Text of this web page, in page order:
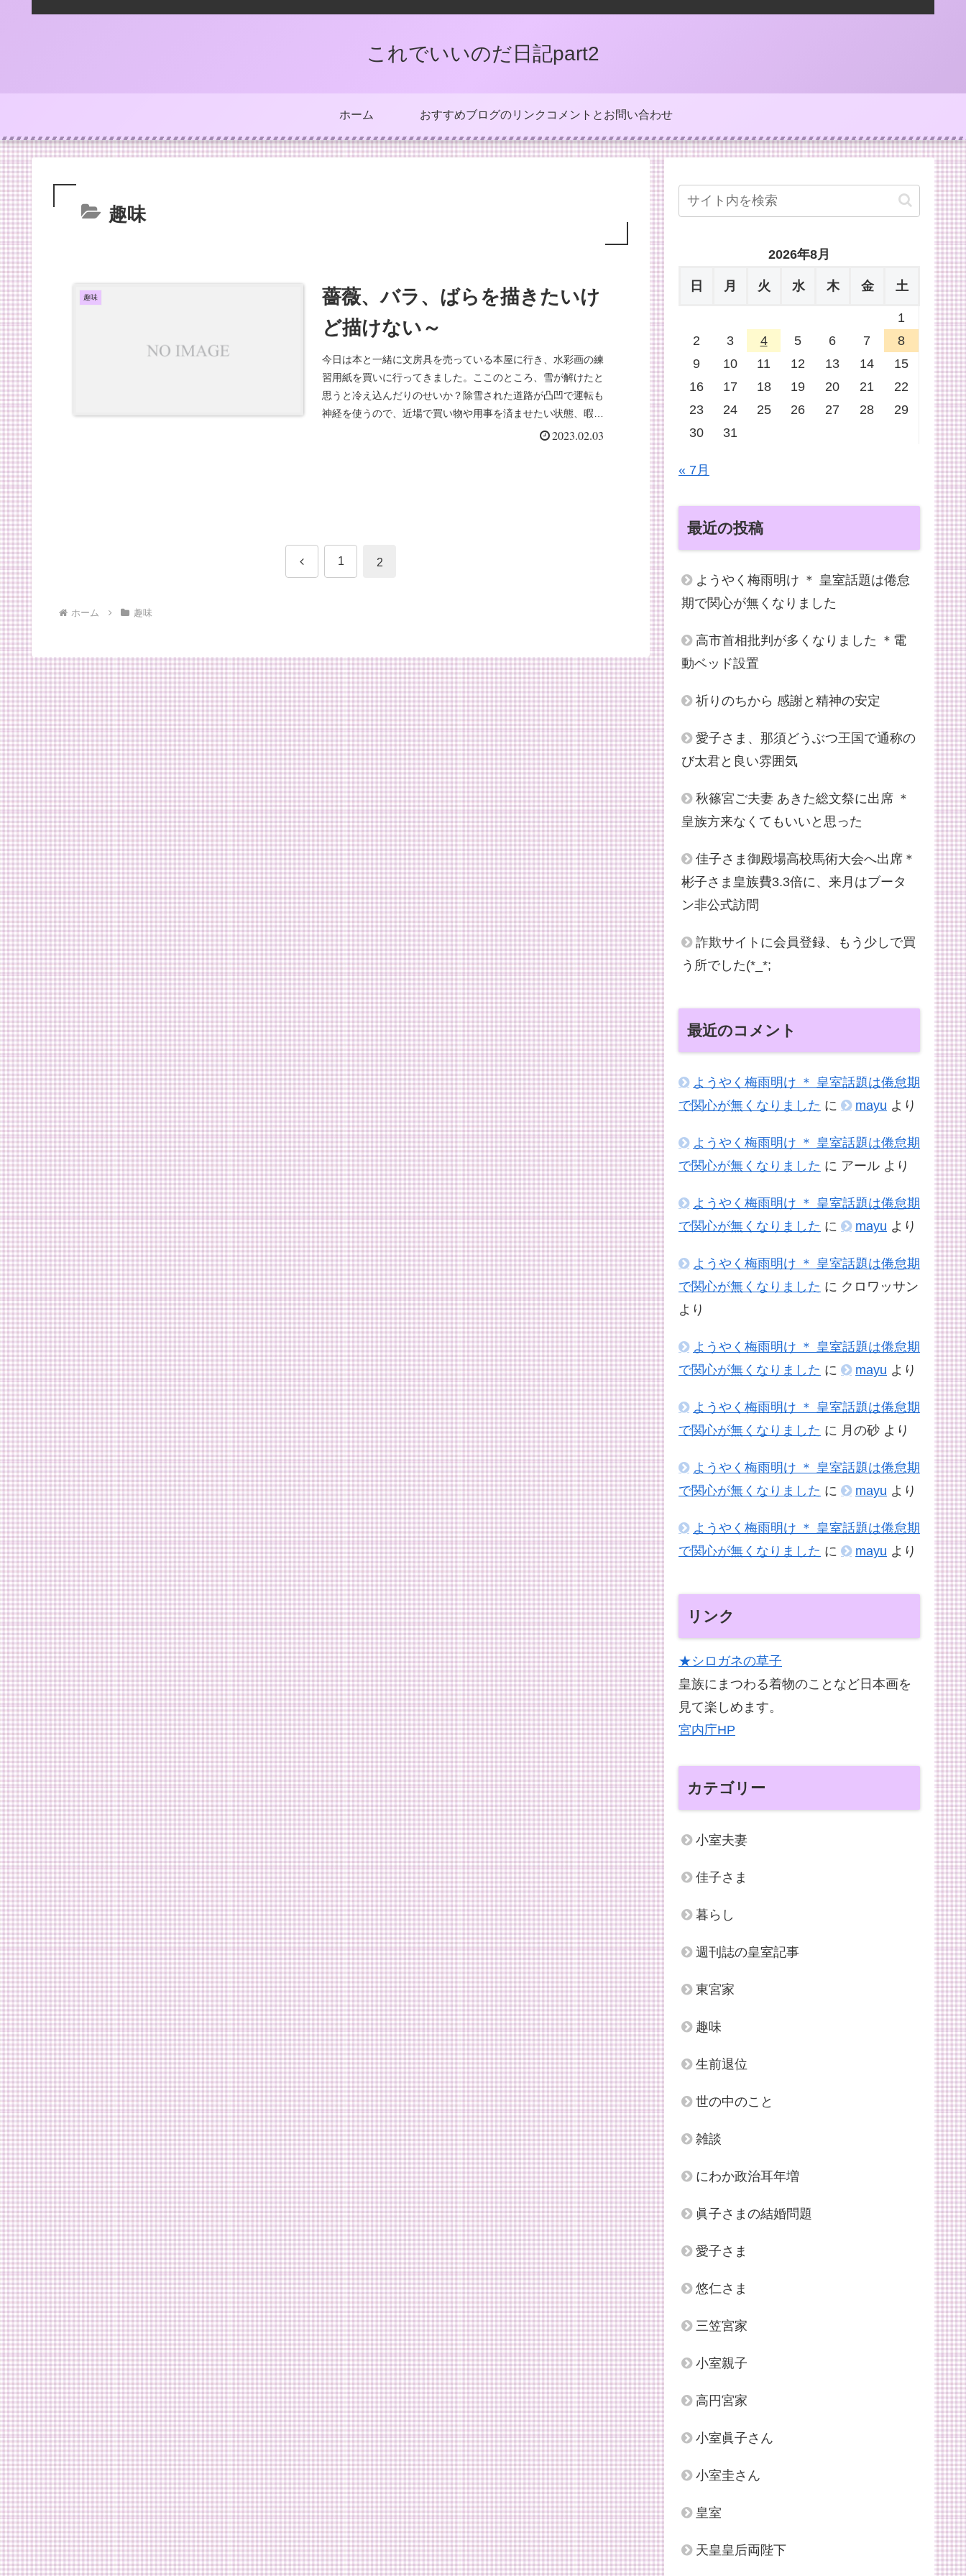
これでいいのだ日記part2
ホーム おすすめブログのリンク コメントとお問い合わせ
趣味
趣味
薔薇、バラ、ばらを描きたいけ
ど描けない～
今日は本と一緒に文房具を売っている本屋に行き、水彩画の練
習用紙を買いに行ってきました。ここのところ、雪が解けたと
思うと冷え込んだりのせいか？除雪された道路が凸凹で運転も
神経を使うので、近場で買い物や用事を済ませたい状態、暇そ
2023.02.03
前 1 2
ホーム 趣味
2026年8月
日 月 火 水 木 金 土
1
2
3 4 5 6 7
8
9
10 11 12 13 14
15
16
17 18 19 20 21
22
23
24 25 26 27 28
29
30
31
« 7月
最近の投稿
ようやく梅雨明け ＊ 皇室話題は倦怠
期で関心が無くなりました
高市首相批判が多くなりました ＊電
動ベッド設置
祈りのちから 感謝と精神の安定
愛子さま、那須どうぶつ王国で通称の
び太君と良い雰囲気
秋篠宮ご夫妻 あきた総文祭に出席 ＊
皇族方来なくてもいいと思った
佳子さま御殿場高校馬術大会へ出席＊
彬子さま皇族費3.3倍に、来月はブータ
ン非公式訪問
詐欺サイトに会員登録、もう少しで買
う所でした(*_*;
最近のコメント
ようやく梅雨明け ＊ 皇室話題は倦怠期
で関心が無くなりました に mayu より
ようやく梅雨明け ＊ 皇室話題は倦怠期
で関心が無くなりました に アール より
ようやく梅雨明け ＊ 皇室話題は倦怠期
で関心が無くなりました に mayu より
ようやく梅雨明け ＊ 皇室話題は倦怠期
で関心が無くなりました に クロワッサン
より
ようやく梅雨明け ＊ 皇室話題は倦怠期
で関心が無くなりました に mayu より
ようやく梅雨明け ＊ 皇室話題は倦怠期
で関心が無くなりました に 月の砂 より
ようやく梅雨明け ＊ 皇室話題は倦怠期
で関心が無くなりました に mayu より
ようやく梅雨明け ＊ 皇室話題は倦怠期
で関心が無くなりました に mayu より
リンク
★シロガネの草子
皇族にまつわる着物のことなど日本画を
見て楽しめます。
宮内庁HP
カテゴリー
小室夫妻
佳子さま
暮らし
週刊誌の皇室記事
東宮家
趣味
生前退位
世の中のこと
雑談
にわか政治耳年増
眞子さまの結婚問題
愛子さま
悠仁さま
三笠宮家
小室親子
高円宮家
小室眞子さん
小室圭さん
皇室
天皇皇后両陛下